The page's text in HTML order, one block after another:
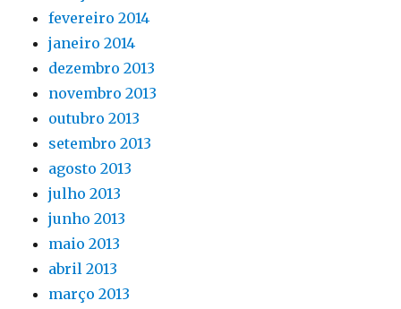
fevereiro 2014
janeiro 2014
dezembro 2013
novembro 2013
outubro 2013
setembro 2013
agosto 2013
julho 2013
junho 2013
maio 2013
abril 2013
março 2013